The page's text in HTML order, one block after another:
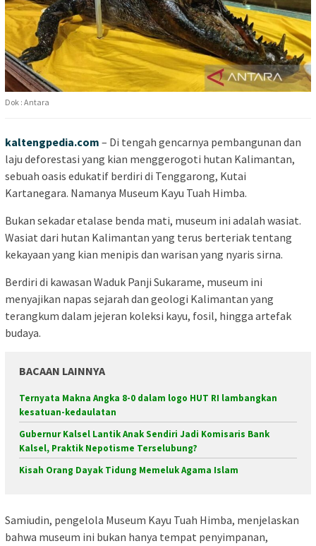
Dok : Antara
kaltengpedia.com – Di tengah gencarnya pembangunan dan
laju deforestasi yang kian menggerogoti hutan Kalimantan,
sebuah oasis edukatif berdiri di Tenggarong, Kutai
Kartanegara. Namanya Museum Kayu Tuah Himba.
Bukan sekadar etalase benda mati, museum ini adalah wasiat.
Wasiat dari hutan Kalimantan yang terus berteriak tentang
kekayaan yang kian menipis dan warisan yang nyaris sirna.
Berdiri di kawasan Waduk Panji Sukarame, museum ini
menyajikan napas sejarah dan geologi Kalimantan yang
terangkum dalam jejeran koleksi kayu, fosil, hingga artefak
budaya.
BACAAN LAINNYA
Ternyata Makna Angka 8-0 dalam logo HUT RI lambangkan
kesatuan-kedaulatan
Gubernur Kalsel Lantik Anak Sendiri Jadi Komisaris Bank
Kalsel, Praktik Nepotisme Terselubung?
Kisah Orang Dayak Tidung Memeluk Agama Islam
Samiudin, pengelola Museum Kayu Tuah Himba, menjelaskan
bahwa museum ini bukan hanya tempat penyimpanan,